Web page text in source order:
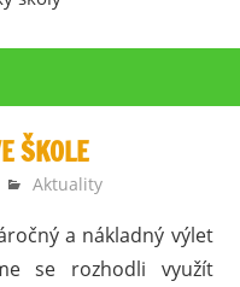
ŠKOLE
Aktuality
a nákladný výlet
se rozhodli využít